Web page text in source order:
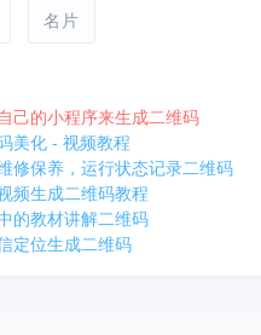
名片
己的小程序来生成二维码
美化 - 视频教程
修保养，运行状态记录二维码
频生成二维码教程
的教材讲解二维码
定位生成二维码